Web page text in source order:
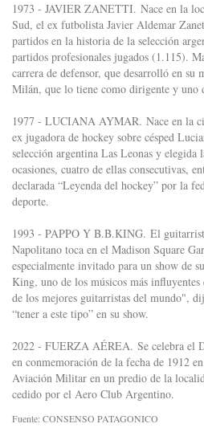
1973 - JAVIER ZANETTI. Nace en la
Sud, el ex futbolista Javier Aldemar
partidos en la historia de la selección
partidos profesionales jugados (1.115).
carrera de defensor, que desarrolló en su
Milán, que lo tiene como dirigente y uno
1977 - LUCIANA AYMAR. Nace en la
ex jugadora de hockey sobre césped
selección argentina Las Leonas y
ocasiones, cuatro de ellas consecutivas,
declarada “Leyenda del hockey” por la
deporte.
1993 - PAPPO Y B.B.KING. El
Napolitano toca en el Madison Square
especialmente invitado para un show de
King, uno de los músicos más
de los mejores guitarristas del mundo",
“tener a este tipo” en su show.
2022 - FUERZA AÉREA. Se celebra el
en conmemoración de la fecha de 1912
Aviación Militar en un predio de la
cedido por el Aero Club Argentino.
Fuente: CONSENSO PATAGONICO